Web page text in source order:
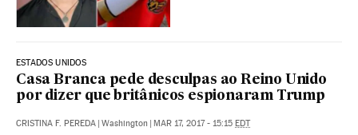
ESTADOS UNIDOS
Casa Branca pede desculpas ao Reino Unido
por dizer que britânicos espionaram Trump
CRISTINA F. PEREDA | Washington | MAR 17, 2017 - 15:15 EDT